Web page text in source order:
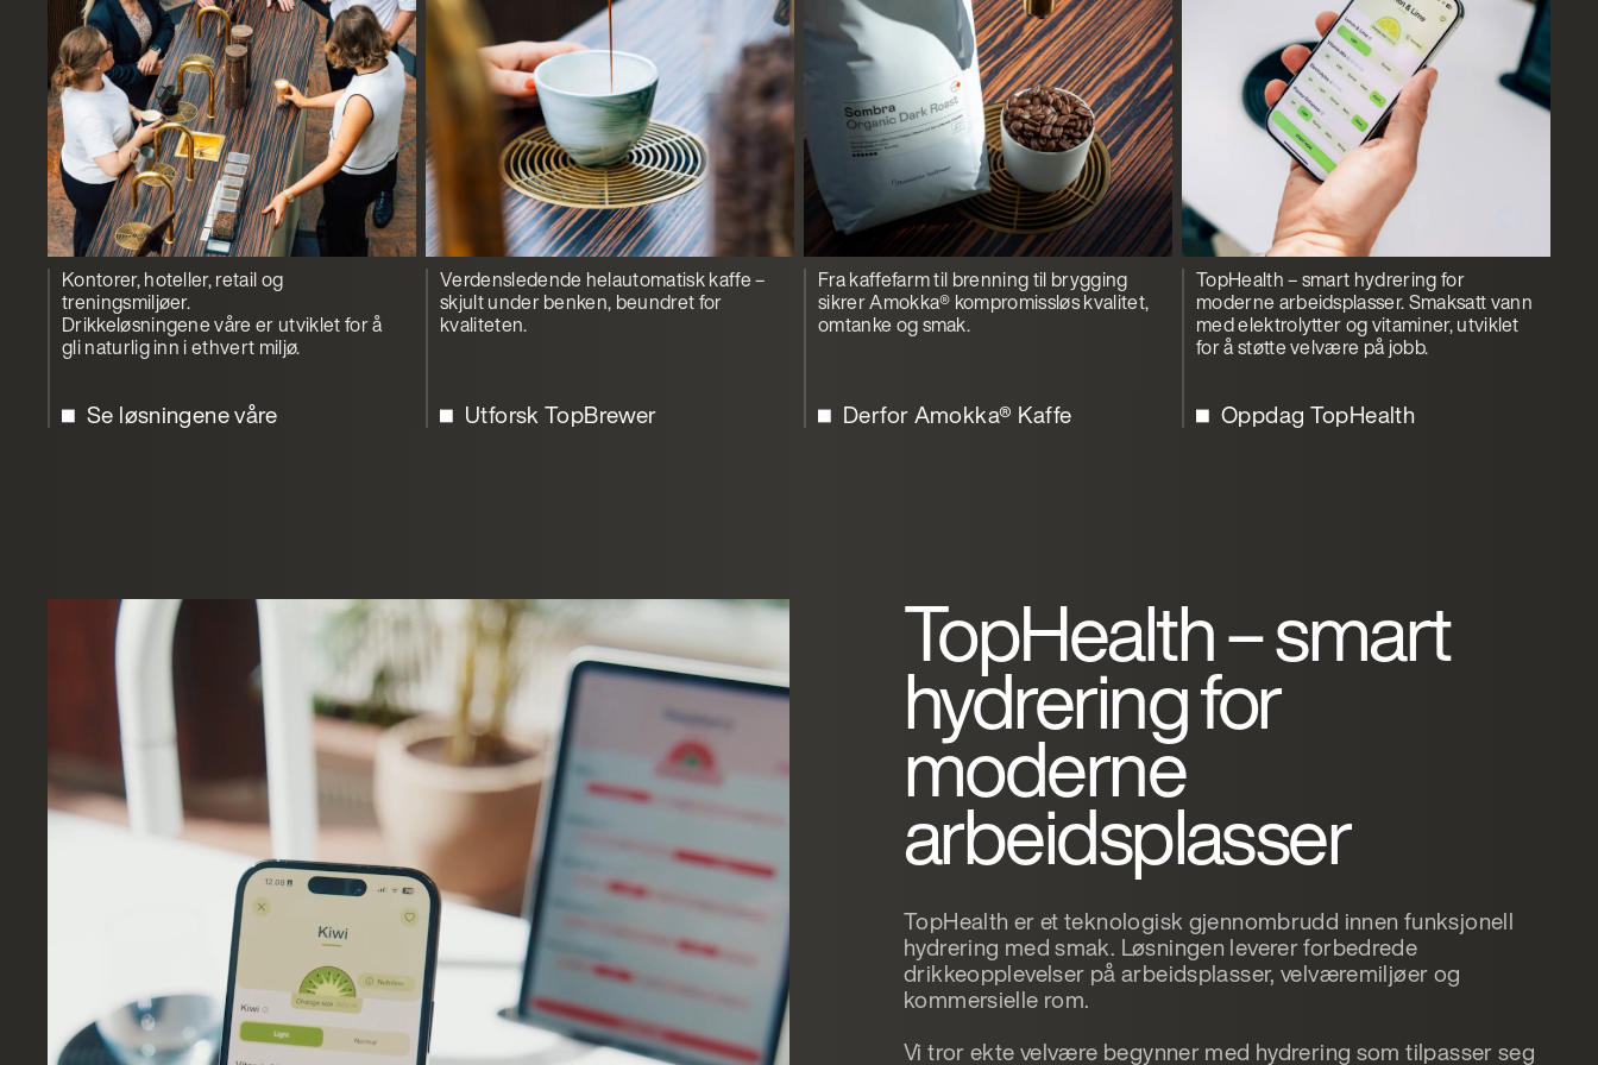
Kontorer, hoteller, retail og
treningsmiljøer.
Drikkeløsningene våre er utviklet for å
gli naturlig inn i ethvert miljø.
Se løsningene våre
Verdensledende helautomatisk kaffe –
skjult under benken, beundret for
kvaliteten.
Utforsk TopBrewer
Fra kaffefarm til brenning til brygging
sikrer Amokka® kompromissløs kvalitet,
omtanke og smak.
Derfor Amokka® Kaffe
TopHealth – smart hydrering for
moderne arbeidsplasser. Smaksatt vann
med elektrolytter og vitaminer, utviklet
for å støtte velvære på jobb.
Oppdag TopHealth
TopHealth – smart
hydrering for
moderne
arbeidsplasser
TopHealth er et teknologisk gjennombrudd innen funksjonell
hydrering med smak. Løsningen leverer forbedrede
drikkeopplevelser på arbeidsplasser, velværemiljøer og
kommersielle rom.
Vi tror ekte velvære begynner med hydrering som tilpasser seg